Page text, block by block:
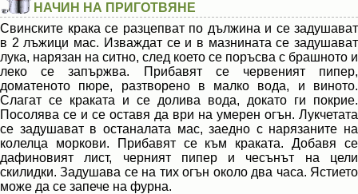
НАЧИН НА ПРИГОТВЯНЕ
Свинските крака се разцепват по дължина и се задушават
в 2 лъжици мас. Изваждат се и в мазнината се задушават
лука, нарязан на ситно, след което се поръсва с брашното и
леко се запържва. Прибавят се червеният пипер,
доматеното пюре, разтворено в малко вода, и виното.
Слагат се краката и се долива вода, докато ги покрие.
Посолява се и се оставя да ври на умерен огън. Лукчетата
се задушават в останалата мас, заедно с нарязаните на
колелца моркови. Прибавят се към краката. Добавя се
дафиновият лист, черният пипер и чесънът на цели
скилидки. Задушава се на тих огън около два часа. Ястието
може да се запече на фурна.